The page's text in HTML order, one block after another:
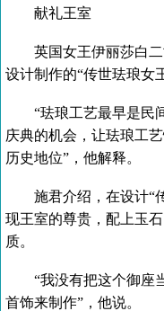
献礼王室
英国女王伊丽莎白二
设计制作的“传世珐琅女
“珐琅工艺最早是民间
庆典的机会，让珐琅工
历史地位”，他解释。
施君介绍，在设计“传
现王室的尊贵，配上玉
质。
“我没有把这个御座当
首饰来制作”，他说。